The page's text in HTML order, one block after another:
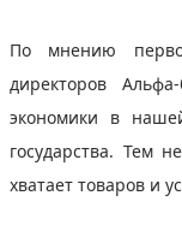
По мнению
директоров
экономики в
государства. Тем
хватает товаров и